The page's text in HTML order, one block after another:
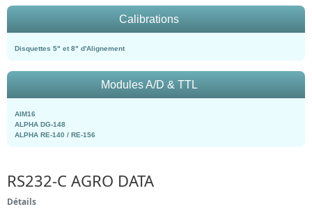
Calibrations
Disquettes 5" et 8" d'Alignement
Modules A/D & TTL
AIM16
ALPHA DG-148
ALPHA RE-140 / RE-156
RS232-C AGRO DATA
Détails